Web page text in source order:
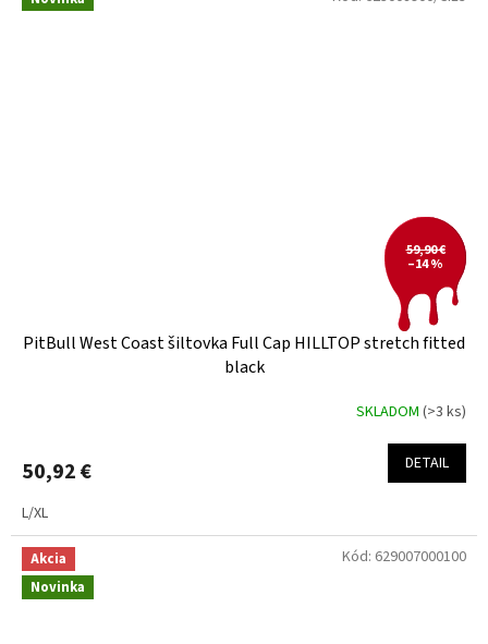
59,90 €
–14 %
PitBull West Coast šiltovka Full Cap HILLTOP stretch fitted
black
SKLADOM (>3 ks)
50,92 € DETAIL
L/XL
Akcia
Novinka
Kód: 629007000100